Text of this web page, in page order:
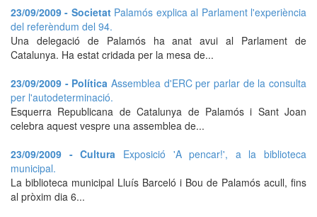
23/09/2009 - Societat Palamós explica al Parlament l'experiència
del referèndum del 94.
Una delegació de Palamós ha anat avui al Parlament de
Catalunya. Ha estat cridada per la mesa de...
23/09/2009 - Política Assemblea d'ERC per parlar de la consulta
per l'autodeterminació.
Esquerra Republicana de Catalunya de Palamós i Sant Joan
celebra aquest vespre una assemblea de...
23/09/2009 - Cultura Exposició 'A pencar!', a la biblioteca
municipal.
La biblioteca municipal Lluís Barceló i Bou de Palamós acull, fins
al pròxim dia 6...